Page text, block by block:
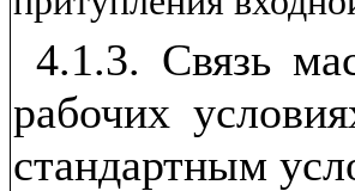
4.1.3. Связь
рабочих
стандартным